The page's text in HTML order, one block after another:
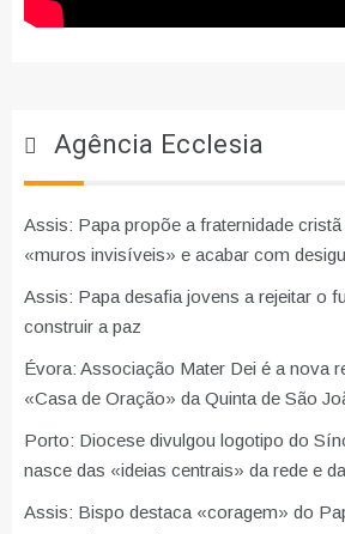
Agência Ecclesia
Assis: Papa propõe a fraternidade cristã
«muros invisíveis» e acabar com
Assis: Papa desafia jovens a rejeitar o
construir a paz
Évora: Associação Mater Dei é a nova
«Casa de Oração» da Quinta de São
Porto: Diocese divulgou logotipo do
nasce das «ideias centrais» da rede e
Assis: Bispo destaca «coragem» do